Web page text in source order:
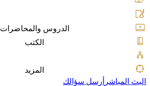
الدروس والمحاضرات
الكتب
المزيد
البث المباشر أرسل سؤالك